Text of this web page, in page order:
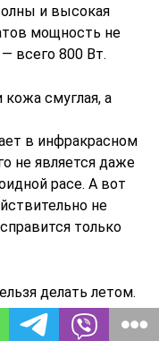
и высокая
мощность не
всего 800 Вт.
смуглая, а
в инфракрасном
не является даже
расе. А вот
не
только
делать летом.
действует